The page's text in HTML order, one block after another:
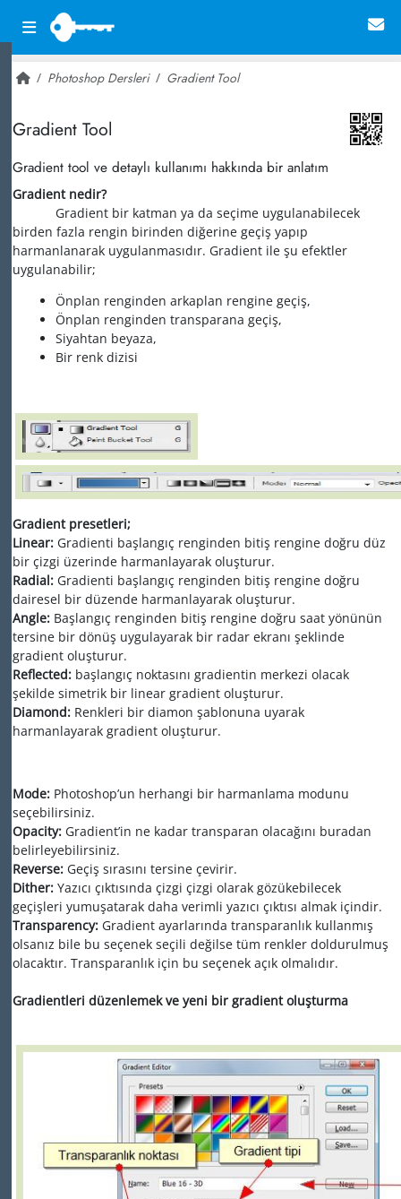
Photoshop Dersleri Gradient Tool
Gradient Tool
Gradient tool ve detaylı kullanımı hakkında bir anlatım
Gradient nedir?
Gradient bir katman ya da seçime uygulanabilecek
birden fazla rengin birinden diğerine geçiş yapıp
harmanlanarak uygulanmasıdır. Gradient ile şu efektler
uygulanabilir;
Önplan renginden arkaplan rengine geçiş,
Önplan renginden transparana geçiş,
Siyahtan beyaza,
Bir renk dizisi
Gradient presetleri;
Linear: Gradienti başlangıç renginden bitiş rengine doğru düz
bir çizgi üzerinde harmanlayarak oluşturur.
Radial: Gradienti başlangıç renginden bitiş rengine doğru
dairesel bir düzende harmanlayarak oluşturur.
Angle: Başlangıç renginden bitiş rengine doğru saat yönünün
tersine bir dönüş uygulayarak bir radar ekranı şeklinde
gradient oluşturur.
Reflected: başlangıç noktasını gradientin merkezi olacak
şekilde simetrik bir linear gradient oluşturur.
Diamond: Renkleri bir diamon şablonuna uyarak
harmanlayarak gradient oluşturur.
Mode: Photoshop’un herhangi bir harmanlama modunu
seçebilirsiniz.
Opacity: Gradient’in ne kadar transparan olacağını buradan
belirleyebilirsiniz.
Reverse: Geçiş sırasını tersine çevirir.
Dither: Yazıcı çıktısında çizgi çizgi olarak gözükebilecek
geçişleri yumuşatarak daha verimli yazıcı çıktısı almak içindir.
Transparency: Gradient ayarlarında transparanlık kullanmış
olsanız bile bu seçenek seçili değilse tüm renkler doldurulmuş
olacaktır. Transparanlık için bu seçenek açık olmalıdır.
Gradientleri düzenlemek ve yeni bir gradient oluşturma